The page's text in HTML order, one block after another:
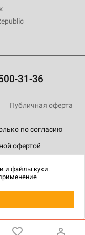
31-36
по согласию
офертой
Публичная оферта
и файлы куки.